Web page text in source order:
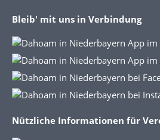
Bleib' mit uns in Verbindung
Nützliche Informationen für